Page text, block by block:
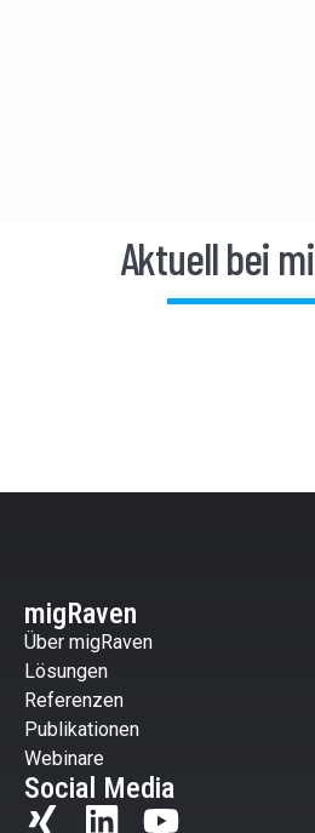
Aktuell bei
migRaven
Über migRaven
Lösungen
Referenzen
Publikationen
Webinare
Social Media